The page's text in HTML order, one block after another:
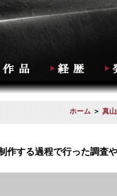
ホーム ＞ 真
作する過程で行った調査